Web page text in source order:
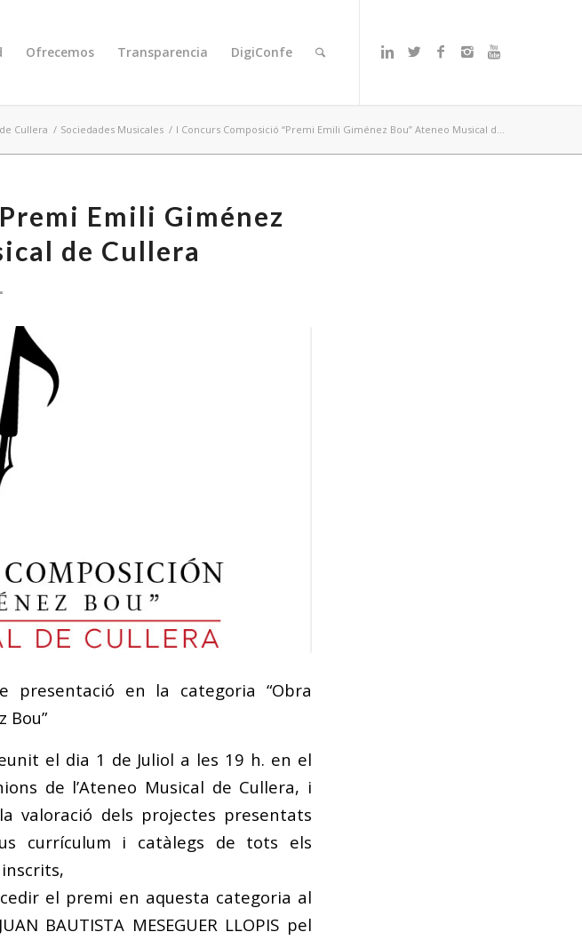
Ofrecemos Transparencia DigiConfe
Cullera / Sociedades Musicales / I Concurs Composició “Premi Emili Giménez Bou” Ateneo Musical d...
Emili Giménez
de Cullera
en la categoria “Obra
Bou”
el dia 1 de Juliol a les 19 h. en el
de l’Ateneo Musical de Cullera, i
valoració dels projectes presentats
currículum i catàlegs de tots els
el premi en aquesta categoria al
BAUTISTA MESEGUER LLOPIS pel